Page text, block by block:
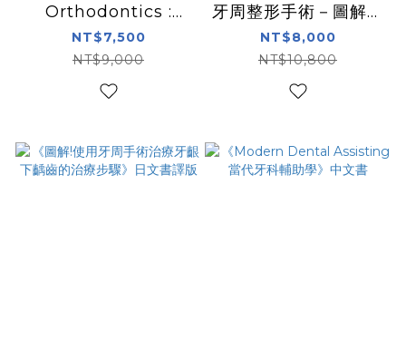
Orthodontics :
Transverse
Occlusion 矯正學新
篇章 : 橫向咬合 》 韓
NT$7,500
NT$9,000
牙周整形手術－圖解式
顯微視野下的臨床技
術》日文書譯版
NT$8,000
NT$10,800